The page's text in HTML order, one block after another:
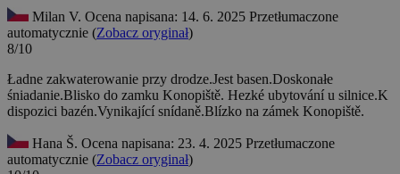
Milan V. Ocena napisana: 14. 6. 2025 Przetłumaczone
automatycznie (Zobacz oryginał)
8/10
Ładne zakwaterowanie przy drodze.Jest basen.Doskonałe
śniadanie.Blisko do zamku Konopiště. Hezké ubytování u silnice.K
dispozici bazén.Vynikající snídaně.Blízko na zámek Konopiště.
Hana Š. Ocena napisana: 23. 4. 2025 Przetłumaczone
automatycznie (Zobacz oryginał)